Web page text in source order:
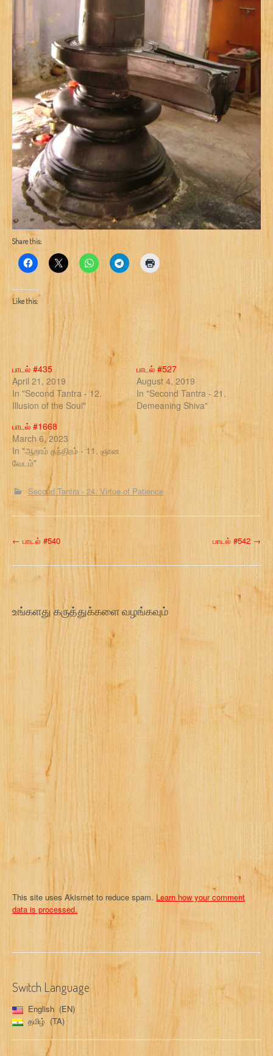
Share this:
Like this:
பாடல் #435
April 21, 2019
In "Second Tantra - 12.
Illusion of the Soul"
பாடல் #527
August 4, 2019
In "Second Tantra - 21.
Demeaning Shiva"
பாடல் #1668
March 6, 2023
In "ஆறாம் தந்திரம் - 11. ஞான
வேடம்"
Second Tantra - 24. Virtue of Patience
P
o
s
t
← பாடல் #540 பாடல் #542→
உங்களது கருத்துக்களை வழங்கவும்
This site uses Akismet to reduce spam. Learn how your comment
data is processed.
Switch Language
English
EN
தமிழ்
TA